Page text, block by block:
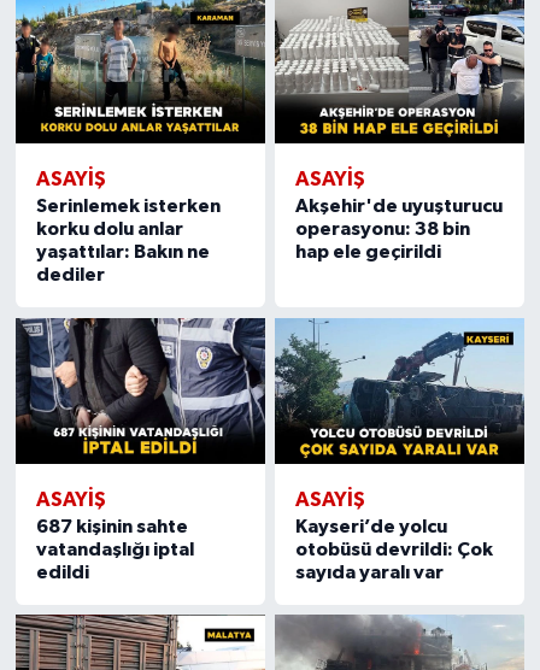
ASAYIŞ
Serinlemek isterken
korku dolu anlar
yaşattılar: Bakın ne
dediler
ASAYIŞ
Akşehir'de uyuşturucu
operasyonu: 38 bin
hap ele geçirildi
ASAYIŞ
687 kişinin sahte
vatandaşlığı iptal
edildi
ASAYIŞ
Kayseri’de yolcu
otobüsü devrildi: Çok
sayıda yaralı var